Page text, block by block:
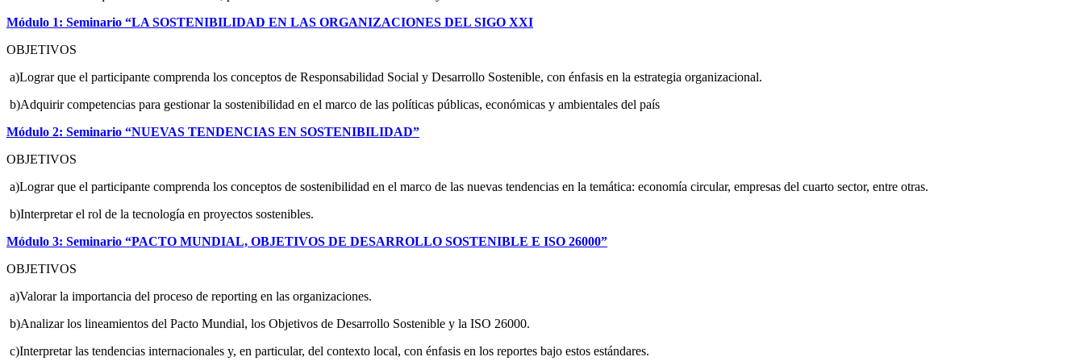
Módulo 1: Seminario “LA SOSTENIBILIDAD EN LAS ORGANIZACIONES DEL SIGO XXI
OBJETIVOS
a)Lograr que el participante comprenda los conceptos de Responsabilidad Social y Desarrollo Sostenible, con énfasis en la estrategia organizacional.
b)Adquirir competencias para gestionar la sostenibilidad en el marco de las políticas públicas, económicas y ambientales del país
Módulo 2: Seminario “NUEVAS TENDENCIAS EN SOSTENIBILIDAD”
OBJETIVOS
a)Lograr que el participante comprenda los conceptos de sostenibilidad en el marco de las nuevas tendencias en la temática: economía circular, empresas del cuarto sector, entre otras.
b)Interpretar el rol de la tecnología en proyectos sostenibles.
Módulo 3: Seminario “PACTO MUNDIAL, OBJETIVOS DE DESARROLLO SOSTENIBLE E ISO 26000”
OBJETIVOS
a)Valorar la importancia del proceso de reporting en las organizaciones.
b)Analizar los lineamientos del Pacto Mundial, los Objetivos de Desarrollo Sostenible y la ISO 26000.
c)Interpretar las tendencias internacionales y, en particular, del contexto local, con énfasis en los reportes bajo estos estándares.